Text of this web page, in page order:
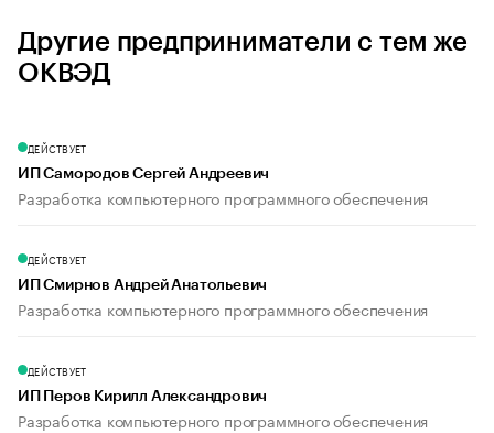
Другие предприниматели с тем же
ОКВЭД
ДЕЙСТВУЕТ
ИП Самородов Сергей Андреевич
Разработка компьютерного программного обеспечения
ДЕЙСТВУЕТ
ИП Смирнов Андрей Анатольевич
Разработка компьютерного программного обеспечения
ДЕЙСТВУЕТ
ИП Перов Кирилл Александрович
Разработка компьютерного программного обеспечения